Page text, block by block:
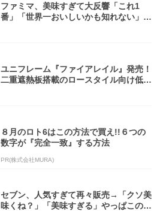
ファミマ、美味すぎて大反響「これ1
番」「世界一おいしいかも知れない」
ユニフレーム『ファイアレイル』発売！
二重遮熱板搭載のロースタイル向け低型
８月のロト6はこの方法で買え!!６つの
数字が『完全一致』する方法
PR(株式会社MURA)
セブン、人気すぎて再々販売→「クソ美
味くね？」「美味すぎる」やっぱこのク